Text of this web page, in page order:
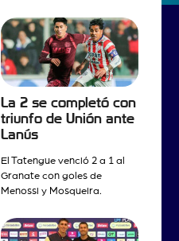
La 2 se completó con
triunfo de Unión ante
Lanús
El Tatengue venció 2 a 1 al
Granate con goles de
Menossi y Mosqueira.